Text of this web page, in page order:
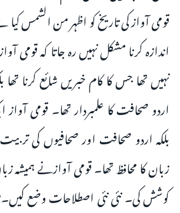
قومی آواز کی تاریخ کو اظہر من الشمس
اندازہ کرنا مشکل نہیں رہ جاتا کہ قومی
نہیں تھا جس کا کام خبریں شائع کرنا تھا
اردو صحافت کا علمبردار تھا۔ قومی آواز
بلکہ اردو صحافت اور صحافیوں کی
زبان کا محافظ تھا۔ قومی آوازنے ہمیشہ
کوشش کی۔ نئی نئی اصطلاحات وضع